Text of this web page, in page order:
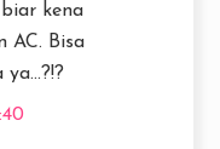
kena
AC. Bisa